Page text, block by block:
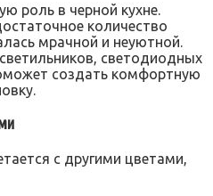
роль в черной кухне.
количество
мрачной и неуютной.
светодиодных
создать комфортную
с другими цветами,